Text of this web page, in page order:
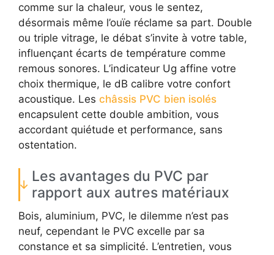
comme sur la chaleur, vous le sentez,
désormais même l’ouïe réclame sa part. Double
ou triple vitrage, le débat s’invite à votre table,
influençant écarts de température comme
remous sonores. L’indicateur Ug affine votre
choix thermique, le dB calibre votre confort
acoustique. Les châssis PVC bien isolés
encapsulent cette double ambition, vous
accordant quiétude et performance, sans
ostentation.
Les avantages du PVC par
rapport aux autres matériaux
Bois, aluminium, PVC, le dilemme n’est pas
neuf, cependant le PVC excelle par sa
constance et sa simplicité. L’entretien, vous